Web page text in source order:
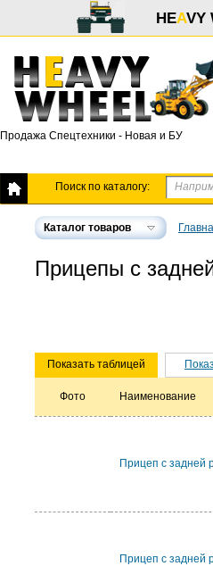
HEA
Продажа Спецтехники - Новая и БУ
Поиск по каталогу:
Каталог товаров
Прицепы с
Показать таблицей
Фото Наименование
Прицеп с задней
Прицеп с задней